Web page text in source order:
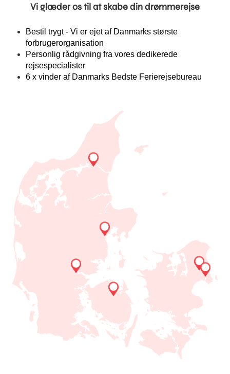
Vi glæder os til at skabe din drømmerejse
Bestil trygt - Vi er ejet af Danmarks største
forbrugerorganisation
Personlig rådgivning fra vores dedikerede
rejsespecialister
6 x vinder af Danmarks Bedste Ferierejsebureau